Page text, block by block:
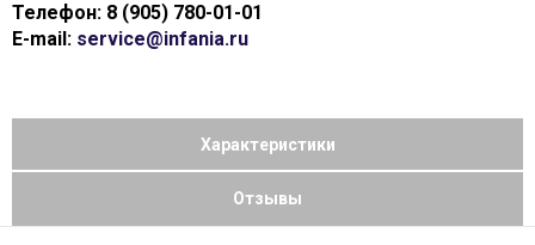
Телефон: 8 (905) 780-01-01
E-mail: service@infania.ru
Характеристики
Отзывы